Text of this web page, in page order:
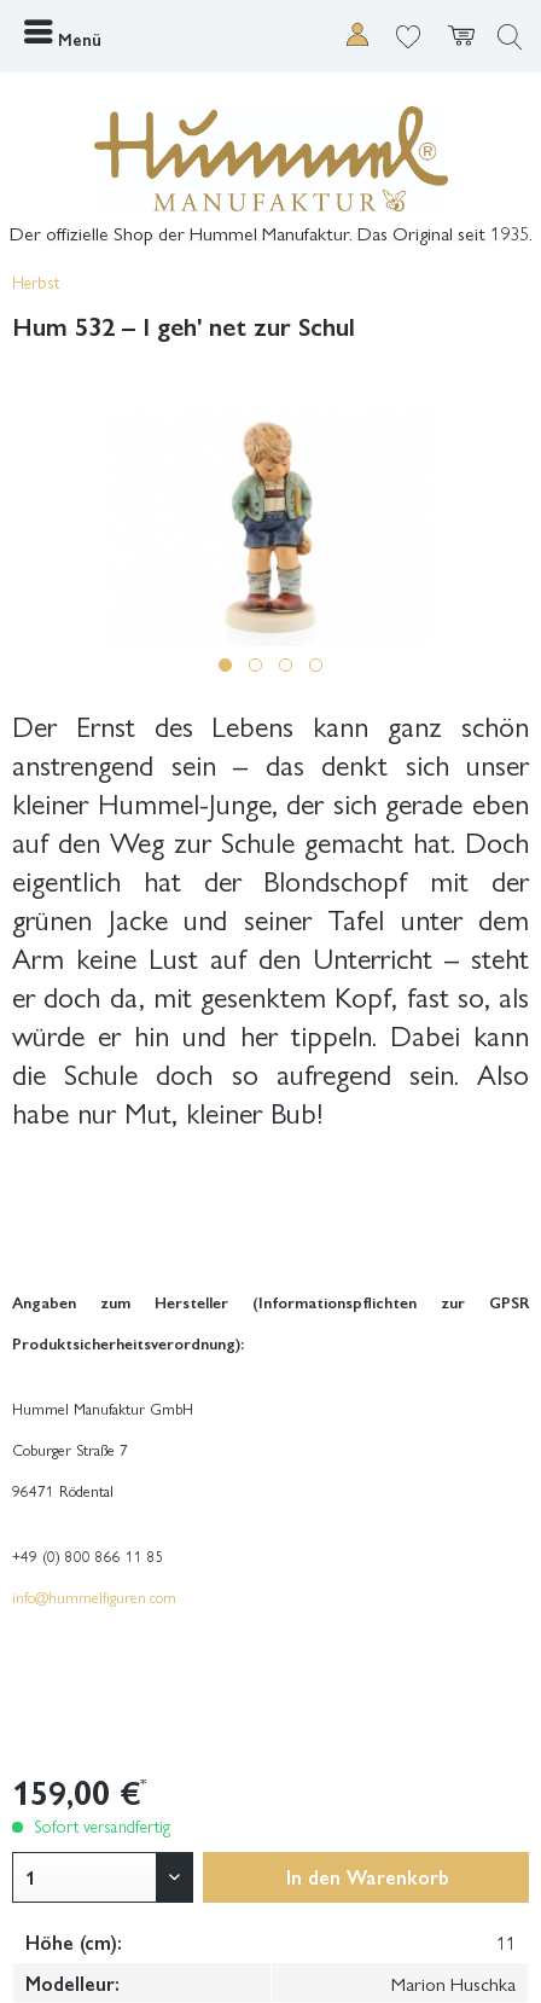
Menü
Der offizielle Shop der Hummel Manufaktur. Das Original seit 1935.
Herbst
Hum 532 – I geh' net zur Schul
Der Ernst des Lebens kann ganz schön
anstrengend sein – das denkt sich unser
kleiner Hummel-Junge, der sich gerade eben
auf den Weg zur Schule gemacht hat. Doch
eigentlich hat der Blondschopf mit der
grünen Jacke und seiner Tafel unter dem
Arm keine Lust auf den Unterricht – steht
er doch da, mit gesenktem Kopf, fast so, als
würde er hin und her tippeln. Dabei kann
die Schule doch so aufregend sein. Also
habe nur Mut, kleiner Bub!
Angaben zum Hersteller (Informationspflichten zur GPSR
Produktsicherheitsverordnung):
Hummel Manufaktur GmbH
Coburger Straße 7
96471 Rödental
+49 (0) 800 866 11 85
info@hummelfiguren.com
159,00 €*
Sofort versandfertig
In den Warenkorb
Höhe (cm):
11
Modelleur:
Marion Huschka